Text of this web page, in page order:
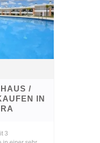
/
IN
3